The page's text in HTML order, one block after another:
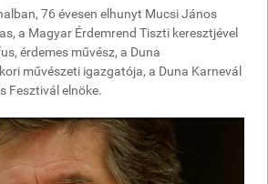
76 évesen elhunyt Mucsi János
a Magyar Érdemrend Tiszti keresztjével
érdemes művész, a Duna
művészeti igazgatója, a Duna Karnevál
Fesztivál elnöke.